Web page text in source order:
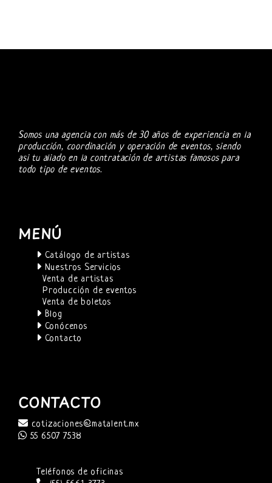
Somos una agencia con más de 30 años de experiencia en la
producción, coordinación y operación de eventos, siendo
asi tu aliado en la contratación de artistas famosos para
todo tipo de eventos.
MENÚ
Catálogo de artistas
Nuestros Servicios
Venta de artistas
Producción de eventos
Venta de boletos
Blog
Conócenos
Contacto
CONTACTO
cotizaciones@matalent.mx
55 6507 7538
Teléfonos de oficinas